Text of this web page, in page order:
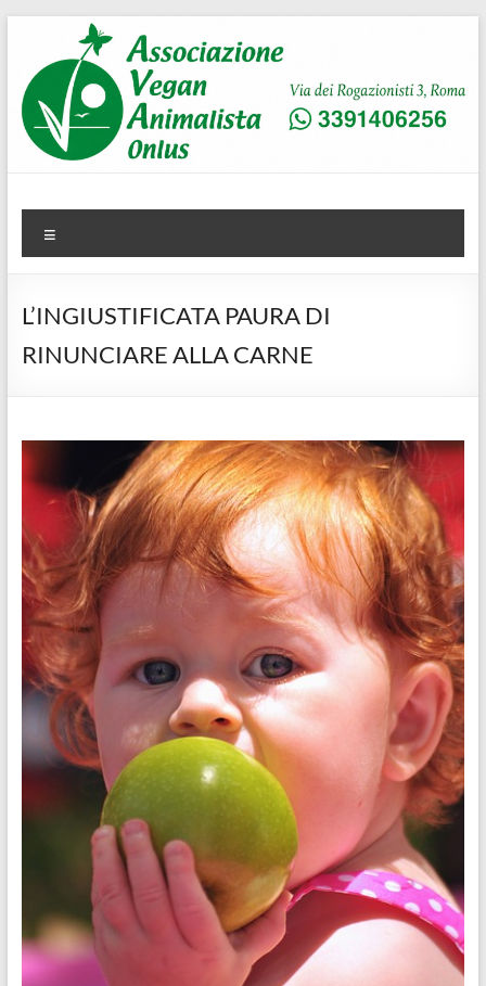
contenuto
AVA
Associazione Vegan Animalista
L’INGIUSTIFICATA PAURA DI
RINUNCIARE ALLA CARNE